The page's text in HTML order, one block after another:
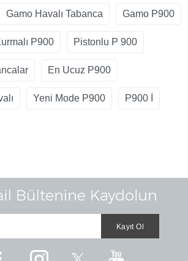
Gamo Havalı Tabanca Gamo P900
P900 Pistonlu P 900
En Ucuz P900
Yeni Mode P900 P900 İ